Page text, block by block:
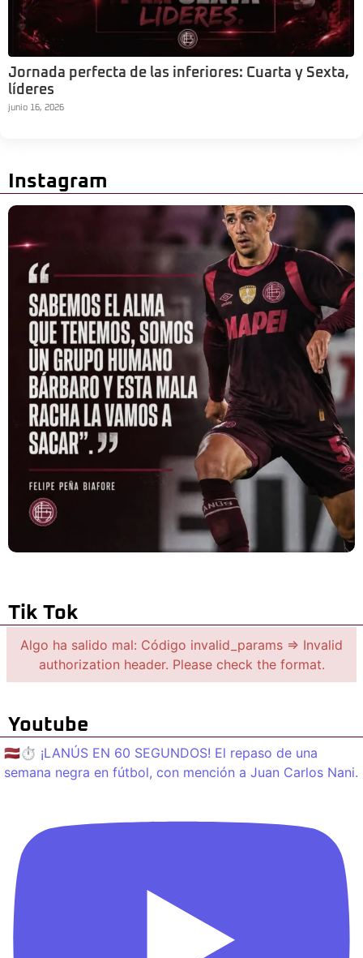
Jornada perfecta de las inferiores: Cuarta y Sexta,
líderes
junio 16, 2026
Instagram
Tik Tok
Algo ha salido mal: Código invalid_params => Invalid
authorization header. Please check the format.
Youtube
🇱🇻⏱️ ¡LANÚS EN 60 SEGUNDOS! El repaso de una
semana negra en fútbol, con mención a Juan Carlos Nani.